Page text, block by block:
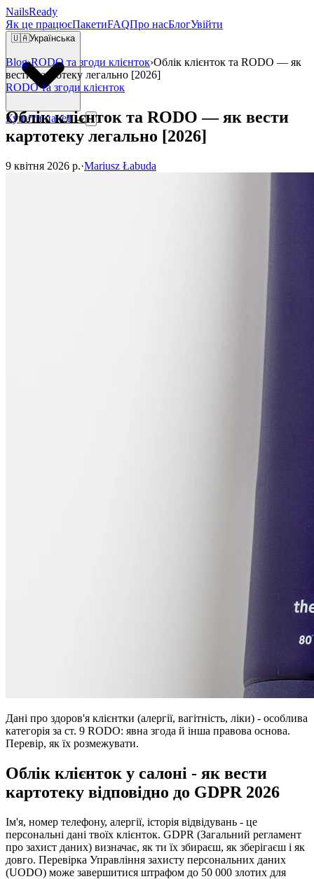
NailsReady
Як це працюєПакетиFAQПро насБлогУвійти
🇺🇦Українська
Купити пакет →
Blog›RODO та згоди клієнток›Облік клієнток та RODO — як
вести картотеку легально [2026]
RODO та згоди клієнток
Облік клієнток та RODO — як вести
картотеку легально [2026]
9 квітня 2026 р.·Mariusz Łabuda
Дані про здоров'я клієнтки (алергії, вагітність, ліки) - особлива
категорія за ст. 9 RODO: явна згода й інша правова основа.
Перевір, як їх розмежувати.
Облік клієнток у салоні - як вести
картотеку відповідно до GDPR 2026
Ім'я, номер телефону, алергії, історія відвідувань - це
персональні дані твоїх клієнток. GDPR (Загальний регламент
про захист даних) визначає, як ти їх збираєш, як зберігаєш і як
довго. Перевірка Управління захисту персональних даних
(UODO) може завершитися штрафом до 50 000 злотих для